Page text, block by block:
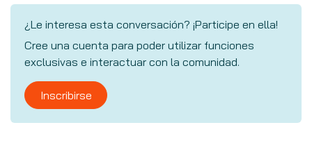
¿Le interesa esta conversación? ¡Participe en ella!
Cree una cuenta para poder utilizar funciones
exclusivas e interactuar con la comunidad.
Inscribirse